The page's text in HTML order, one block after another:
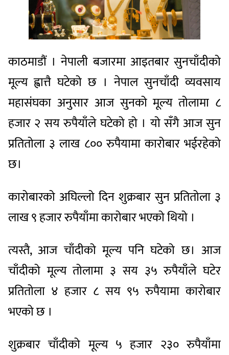
काठमाडौं । नेपाली बजारमा आइतबार सुनचाँदीको
मूल्य ह्वात्तै घटेको छ । नेपाल सुनचाँदी व्यवसाय
महासंघका अनुसार आज सुनको मूल्य तोलामा ८
हजार २ सय रुपैयाँले घटेको हो । यो सँगै आज सुन
प्रतितोला ३ लाख ८०० रुपैयामा कारोबार भईरहेको
छ।
कारोबारको अघिल्लो दिन शुक्रबार सुन प्रतितोला ३
लाख ९ हजार रुपैयाँमा कारोबार भएको थियो ।
त्यस्तै, आज चाँदीको मूल्य पनि घटेको छ। आज
चाँदीको मूल्य तोलामा ३ सय ३५ रुपैयाँले घटेर
प्रतितोला ४ हजार ८ सय ९५ रुपैयामा कारोबार
भएको छ ।
शुक्रबार चाँदीको मूल्य ५ हजार २३० रुपैयाँमा